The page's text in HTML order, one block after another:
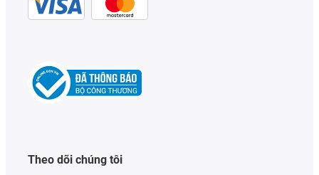
Theo dõi chúng tôi